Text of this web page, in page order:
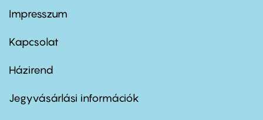
Footer
first
Impresszum
Kapcsolat
Footer
second
Házirend
Jegyvásárlási információk